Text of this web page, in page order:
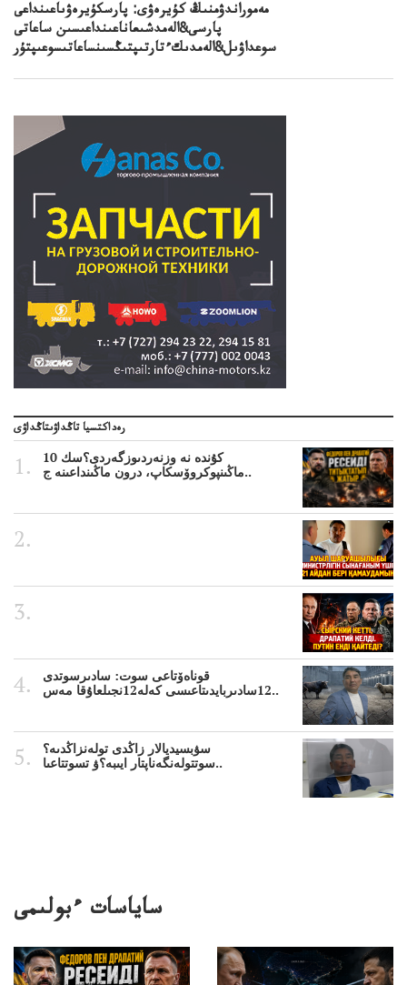
مەموراندۋمنىڭ كۇيرەۋى: پارسكۇيرەۋىاعىنداعى
پارسى&الەمدشىعاناعىنداعىسىن ساعاتى
سوعداۋىل&الەمدىكءتارتىپتىڭسىنساعاتىسوعىپتۇر
رەداكتسيا تاڭداۋىتاڭداۋى
10 كۇندە نە وزنەردىوزگەردى؟سك
ماڭىنپوكروۆسكاپ، درون ماڭىنداعىنە ج..
قوناەۆتاعى سوت: سادىرسوتدى
12سادىربايدىتاعىسى كەلە12نجىلعاۇقا مەس..
سۋبسيديالار زاڭدى تولەنزاڭدىە؟
سوتتولەنگەناپتار ايىبە؟ۋ تسوتتاعىا..
ساياسات ءبولىمى